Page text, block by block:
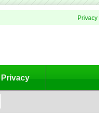
Privacy
Privacy